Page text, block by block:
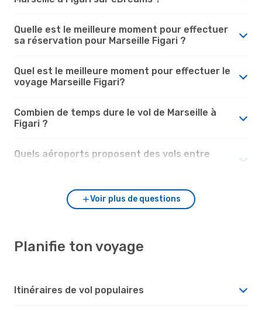
Quelle est le meilleure moment pour effectuer
sa réservation pour Marseille Figari ?
Quel est le meilleure moment pour effectuer le
voyage Marseille Figari?
Combien de temps dure le vol de Marseille à
Figari ?
Quels aéroports proposent des vols entre
Voir plus de questions
Planifie ton voyage
Itinéraires de vol populaires